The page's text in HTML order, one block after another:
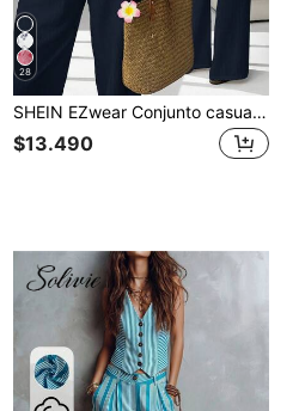
28
SHEIN EZwear Conjunto casual de 2 piezas de mujer con top halter de gasa y espalda descubierta para vacaciones
$13.490